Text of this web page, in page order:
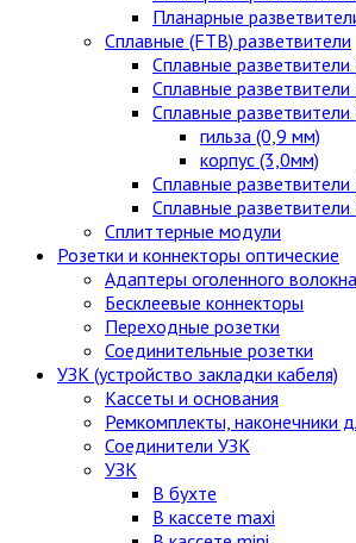
Планарные
Сплавные (FTB) разветвители
Сплавные разветвители
Сплавные
Сплавные разветвители
гильза (0,9 мм)
корпус (3,0мм)
Сплавные разветвители
Сплавные разветвители
Сплиттерные модули
Розетки и коннекторы оптические
Адаптеры оголенного волокна
Бесклеевые коннекторы
Переходные розетки
Соединительные розетки
УЗК (устройство закладки кабеля)
Кассеты и основания
Ремкомплекты, наконечники
Соединители УЗК
УЗК
В бухте
В кассете maxi